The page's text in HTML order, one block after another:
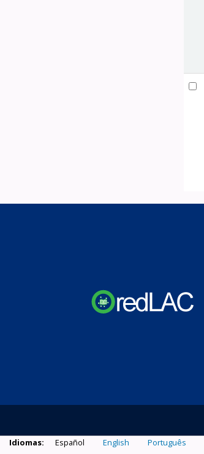
Idiomas: Español English Português